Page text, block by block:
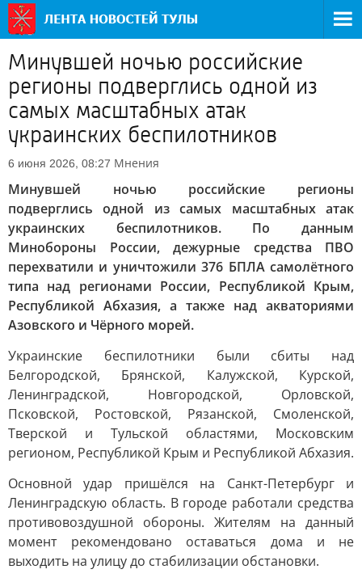
Минувшей ночью российские
регионы подверглись одной из
самых масштабных атак
украинских беспилотников
6 июня 2026, 08:27 Мнения
Минувшей ночью российские регионы
подверглись одной из самых масштабных атак
украинских беспилотников. По данным
Минобороны России, дежурные средства ПВО
перехватили и уничтожили 376 БПЛА самолётного
типа над регионами России, Республикой Крым,
Республикой Абхазия, а также над акваториями
Азовского и Чёрного морей.
Украинские беспилотники были сбиты над
Белгородской, Брянской, Калужской, Курской,
Ленинградской, Новгородской, Орловской,
Псковской, Ростовской, Рязанской, Смоленской,
Тверской и Тульской областями, Московским
регионом, Республикой Крым и Республикой Абхазия.
Основной удар пришёлся на Санкт-Петербург и
Ленинградскую область. В городе работали средства
противовоздушной обороны. Жителям на данный
момент рекомендовано оставаться дома и не
выходить на улицу до стабилизации обстановки.